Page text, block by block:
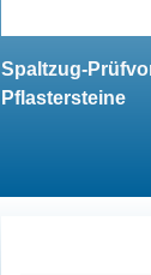
Spaltzug-
Pflastersteine